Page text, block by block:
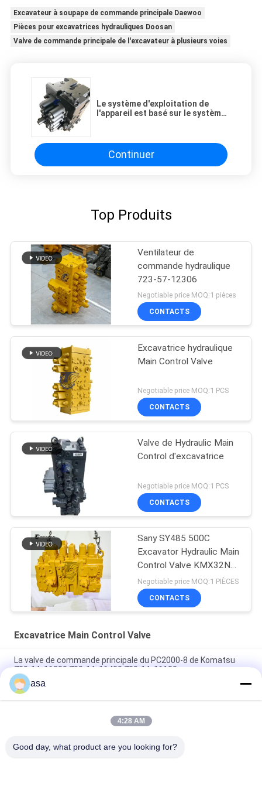
Excavateur à soupape de commande principale Daewoo
Pièces pour excavatrices hydrauliques Doosan
Valve de commande principale de l'excavateur à plusieurs voies
Le système d'exploitation de
l'appareil est basé sur le système
véhicule.
Continuer
Top Produits
Ventilateur de
commande hydraulique
723-57-12306
Negotiable price MOQ:1 pièces
CONTACTS
Excavatrice hydraulique
Main Control Valve
Negotiable price MOQ:1 PCS
CONTACTS
Valve de Hydraulic Main
Control d'excavatrice
Negotiable price MOQ:1 PCS
CONTACTS
Sany SY485 500C
Excavator Hydraulic Main
Control Valve KMX32NA
High Quality
Negotiable price MOQ:1 PIÈCES
CONTACTS
Excavatrice Main Control Valve
La valve de commande principale du PC2000-8 de Komatsu
709-1A-11300 709-1A-11400 709-1A-11100
PC160LC-7 PC160-7 Ventilateur de commande Excavateur
Komatsu, 723-57-16100 Excavateur pièces principales
VOE14541591 Valve de commande principale de l'excavateur
asa
4:28 AM
Good day, what product are you looking for?